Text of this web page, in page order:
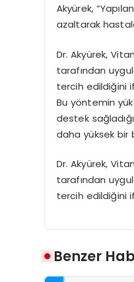
Akyürek,
azaltarak
Dr. Akyürek,
tarafından
tercih edildiğini
Bu yöntemin
destek
daha yüksek bir
Dr. Akyürek,
tarafından
tercih edildiğini
Benzer